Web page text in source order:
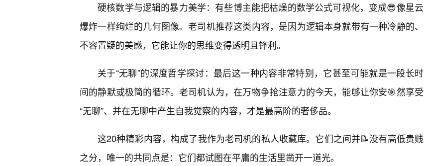
硬核数学与逻辑的暴力美学：有些博主能把枯燥的数学公式可视化，变成😎像星云
爆炸一样绚烂的几何图像。老司机推荐这类内容，是因为逻辑本身就带有一种冷静的、
不容置疑的美感，它能让你的思维变得透明且锋利。
关于“无聊”的深度哲学探讨：最后这一种内容非常特别，它甚至可能就是一段长时
间的静默或极简的循环。老司机认为，在万物争抢注意力的今天，能够让你安🎯然享受
“无聊”、并在无聊中产生自我觉察的内容，才是最高阶的奢侈品。
这20种精彩内容，构成了我作为老司机的私人收藏库。它们之间并📝没有高低贵贱
之分，唯一的共同点是：它们都试图在平庸的生活里凿开一道光。